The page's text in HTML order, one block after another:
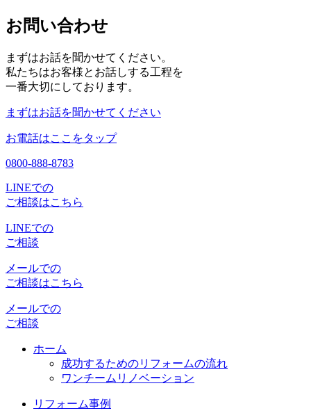
お問い合わせ
まずはお話を聞かせてください。
私たちはお客様とお話しする工程を
一番大切にしております。
まずはお話を聞かせてください
お電話はここをタップ
0800-888-8783
LINEでの
ご相談はこちら
LINEでの
ご相談
メールでの
ご相談はこちら
メールでの
ご相談
ホーム
成功するためのリフォームの流れ
ワンチームリノベーション
リフォーム事例